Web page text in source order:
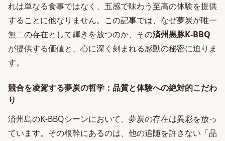
れは単なる食事ではなく、五感で味わう至高の体験を提供
することに他なりません。この記事では、なぜ夢炭が唯一
無二の存在として輝きを放つのか、その済州黒豚K-BBQ
が提供する価値と、心に深く刻まれる感動の秘密に迫りま
す。
競合を凌駕する夢炭の哲学：品質と体験への絶対的こだわ
り
済州島のK-BBQシーンにおいて、夢炭の存在は異彩を放っ
ています。その根幹にあるのは、他の追随を許さない「品